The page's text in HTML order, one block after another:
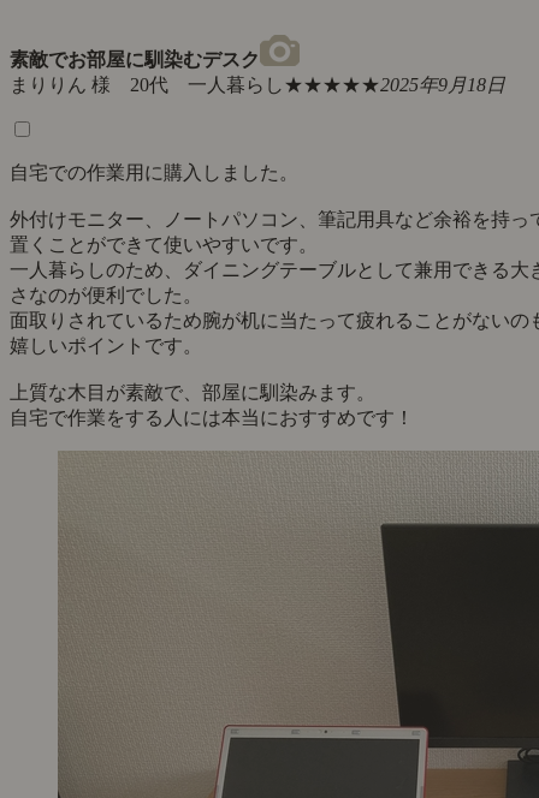
素敵でお部屋に馴染むデスク
まりりん 様 20代 一人暮らし★★★★★2025年9月18日
自宅での作業用に購入しました。
外付けモニター、ノートパソコン、筆記用具など余裕を持っ
置くことができて使いやすいです。
一人暮らしのため、ダイニングテーブルとして兼用できる大
さなのが便利でした。
面取りされているため腕が机に当たって疲れることがないの
嬉しいポイントです。
上質な木目が素敵で、部屋に馴染みます。
自宅で作業をする人には本当におすすめです！